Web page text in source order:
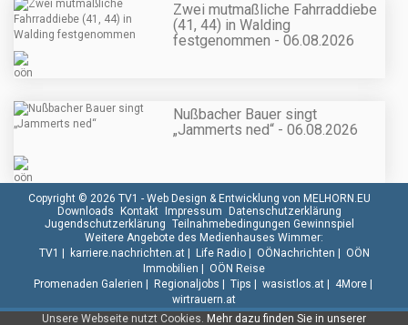
Zwei mutmaßliche Fahrraddiebe
(41, 44) in Walding
festgenommen - 06.08.2026
Nußbacher Bauer singt
„Jammerts ned“ - 06.08.2026
Unsere Webseite nutzt Cookies. Mehr dazu finden Sie in unserer
Copyright © 2026 TV1 - Web Design & Entwicklung von MELHORN.EU
Downloads Kontakt Impressum Datenschutzerklärung
Jugendschutzerklärung Teilnahmebedingungen Gewinnspiel
Weitere Angebote des Medienhauses Wimmer:
TV1 | karriere.nachrichten.at| Life Radio| OÖNachrichten | OÖN
Immobilien | OÖN Reise
Promenaden Galerien | Regionaljobs | Tips | wasistlos.at| 4More|
wirtrauern.at